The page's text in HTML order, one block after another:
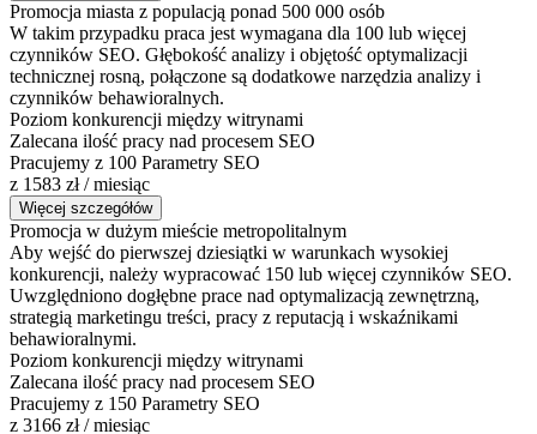
Promocja miasta z populacją ponad 500 000 osób
W takim przypadku praca jest wymagana dla 100 lub więcej
czynników SEO. Głębokość analizy i objętość optymalizacji
technicznej rosną, połączone są dodatkowe narzędzia analizy i
czynników behawioralnych.
Poziom konkurencji między witrynami
Zalecana ilość pracy nad procesem SEO
Pracujemy z 100 Parametry SEO
z 1583 zł / miesiąc
Więcej szczegółów
Promocja w dużym mieście metropolitalnym
Aby wejść do pierwszej dziesiątki w warunkach wysokiej
konkurencji, należy wypracować 150 lub więcej czynników SEO.
Uwzględniono dogłębne prace nad optymalizacją zewnętrzną,
strategią marketingu treści, pracy z reputacją i wskaźnikami
behawioralnymi.
Poziom konkurencji między witrynami
Zalecana ilość pracy nad procesem SEO
Pracujemy z 150 Parametry SEO
z 3166 zł / miesiąc